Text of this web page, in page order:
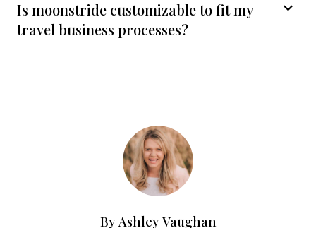
Is moonstride customizable to fit my
travel business processes?
ByAshley Vaughan